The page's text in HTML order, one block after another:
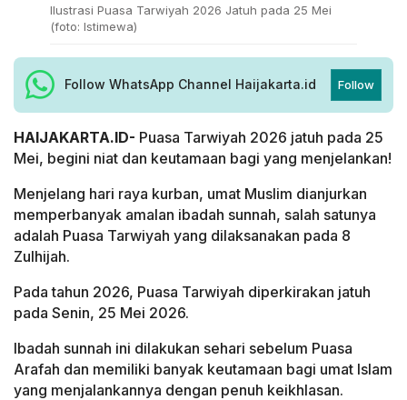
Ilustrasi Puasa Tarwiyah 2026 Jatuh pada 25 Mei
(foto: Istimewa)
Follow WhatsApp Channel Haijakarta.id Follow
HAIJAKARTA.ID- Puasa Tarwiyah 2026 jatuh pada 25
Mei, begini niat dan keutamaan bagi yang menjelankan!
Menjelang hari raya kurban, umat Muslim dianjurkan
memperbanyak amalan ibadah sunnah, salah satunya
adalah Puasa Tarwiyah yang dilaksanakan pada 8
Zulhijah.
Pada tahun 2026, Puasa Tarwiyah diperkirakan jatuh
pada Senin, 25 Mei 2026.
Ibadah sunnah ini dilakukan sehari sebelum Puasa
Arafah dan memiliki banyak keutamaan bagi umat Islam
yang menjalankannya dengan penuh keikhlasan.